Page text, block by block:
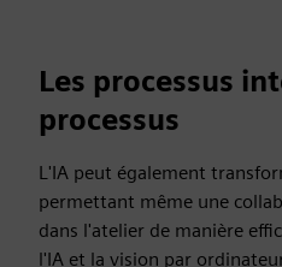
Les processus
processus
L'IA peut également
permettant même une
dans l'atelier de manière
l'IA et la vision par